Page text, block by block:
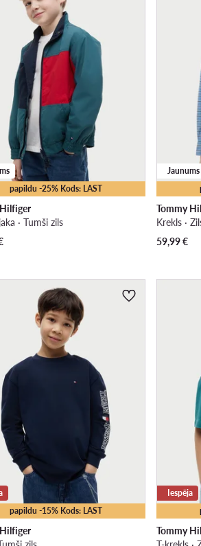
papildu -25% Kods: LAST
· Tumši zils
Jaunums
Tommy
Krekls ·
59,99€
papildu -15% Kods: LAST
Iespēja
Tommy